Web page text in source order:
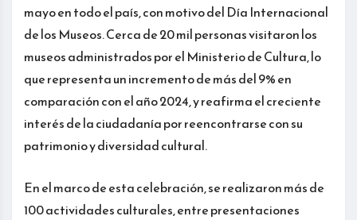
mayo en todo el país, con motivo del Día Internacional
de los Museos. Cerca de 20 mil personas visitaron los
museos administrados por el Ministerio de Cultura, lo
que representa un incremento de más del 9% en
comparación con el año 2024, y reafirma el creciente
interés de la ciudadanía por reencontrarse con su
patrimonio y diversidad cultural.
En el marco de esta celebración, se realizaron más de
100 actividades culturales, entre presentaciones